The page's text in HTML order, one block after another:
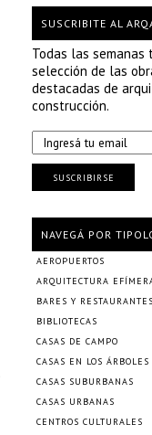
SUSCRIBITE AL
Todas las semanas
selección de las
destacadas de
construcción.
SUSCRIBIRSE
NAVEGÁ POR
AEROPUERTOS
ARQUITECTURA
BARES Y RESTAURANTES
BIBLIOTECAS
CASAS DE CAMPO
CASAS EN LOS ÁRBOLES
CASAS SUBURBANAS
CASAS URBANAS
CENTROS CULTURALES